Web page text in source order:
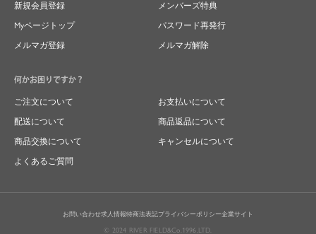
新規会員登録
メンバーズ特典
Myページトップ
パスワード再発行
メルマガ登録
メルマガ解除
何かお困りですか？
ご注文について
お支払いについて
配送について
商品返品について
商品交換について
キャンセルについて
よくあるご質問
お問い合わせ求人情報特商法表記プライバシーポリシー企業サイト
© 2024 RIVER FIELD&Co.1996,LTD.